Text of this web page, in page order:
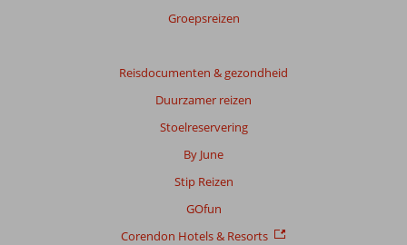
Groepsreizen
Reisdocumenten & gezondheid
Duurzamer reizen
Stoelreservering
By June
Stip Reizen
GOfun
Corendon Hotels & Resorts